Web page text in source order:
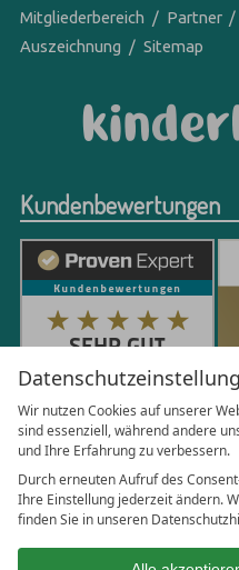
Wir nutzen Cookies auf unserer
sind essenziell, während andere
und Ihre Erfahrung zu verbessern.
Durch erneuten Aufruf des
Ihre Einstellung jederzeit ändern.
finden Sie in unseren
Mitgliederbereich
Partner
Auszeichnung
Sitemap
Kundenbewertungen